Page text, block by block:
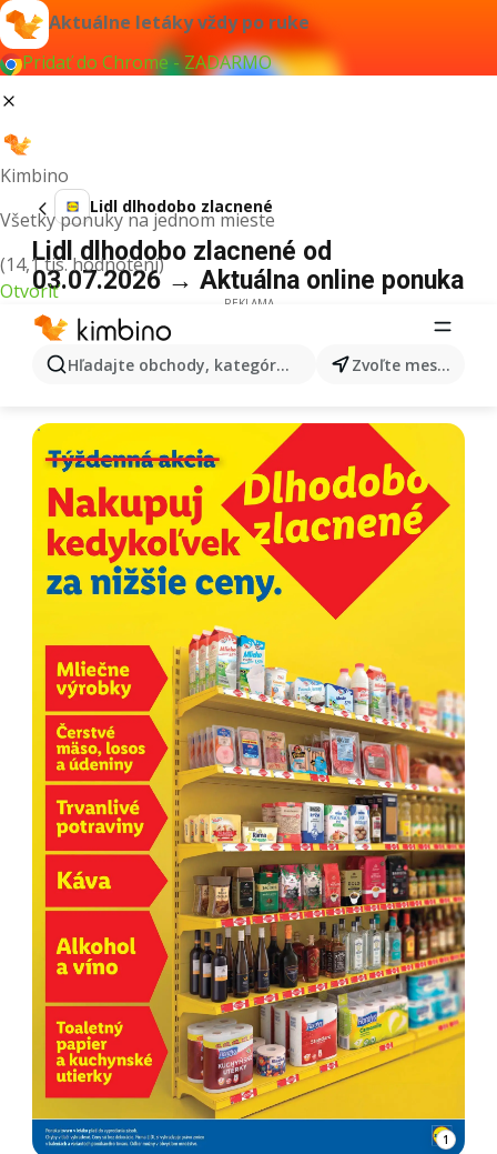
Aktuálne letáky vždy po ruke
Pridať do Chrome - ZADARMO
Kimbino
Všetky ponuky na jednom mieste
(14,1 tis. hodnotení)
Otvoriť
Hľadajte obchody, kategórie, produkty... Zvoľte mesto
Lidl dlhodobo zlacnené
Lidl dlhodobo zlacnené od
03.07.2026 → Aktuálna online ponuka
REKLAMA
1